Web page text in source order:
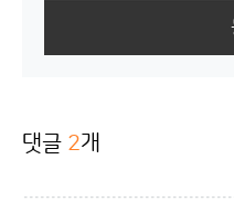
댓글 2개